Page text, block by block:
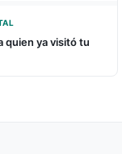
quien ya visitó tu